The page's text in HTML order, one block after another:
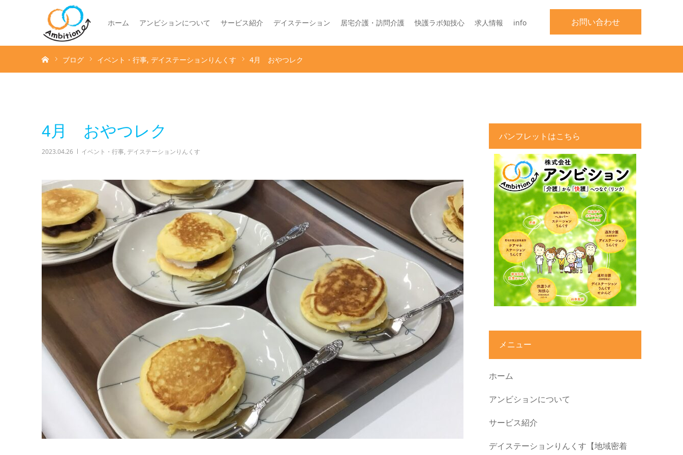
お問い合わせ
ホーム アンビションについて サービス紹介 デイステーション 居宅介護・訪問介護 快護ラボ知技心 求人情報 info
ブログ イベント・行事 デイステーションりんくす 4月 おやつレク
4月 おやつレク
2023.04.26 イベント・行事, デイステーションりんくす
パンフレットはこちら
メニュー
ホーム
アンビションについて
サービス紹介
デイステーションりんくす【地域密着